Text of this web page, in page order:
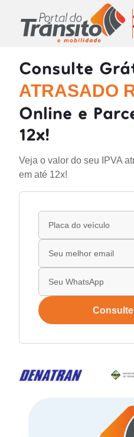
Consulte
ATRASADO
Online e
12x!
Veja o valor do seu IPVA
em até 12x!